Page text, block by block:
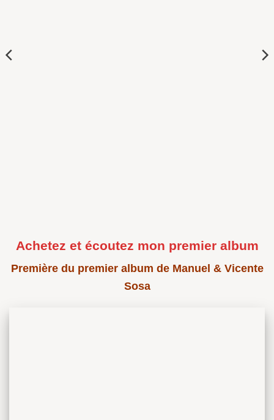
Achetez et écoutez mon premier album
Première du premier album de Manuel & Vicente
Sosa